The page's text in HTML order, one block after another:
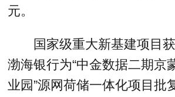
元。
国家级重大新基建项目
渤海银行为“中金数据二期京
业园”源网荷储一体化项目批